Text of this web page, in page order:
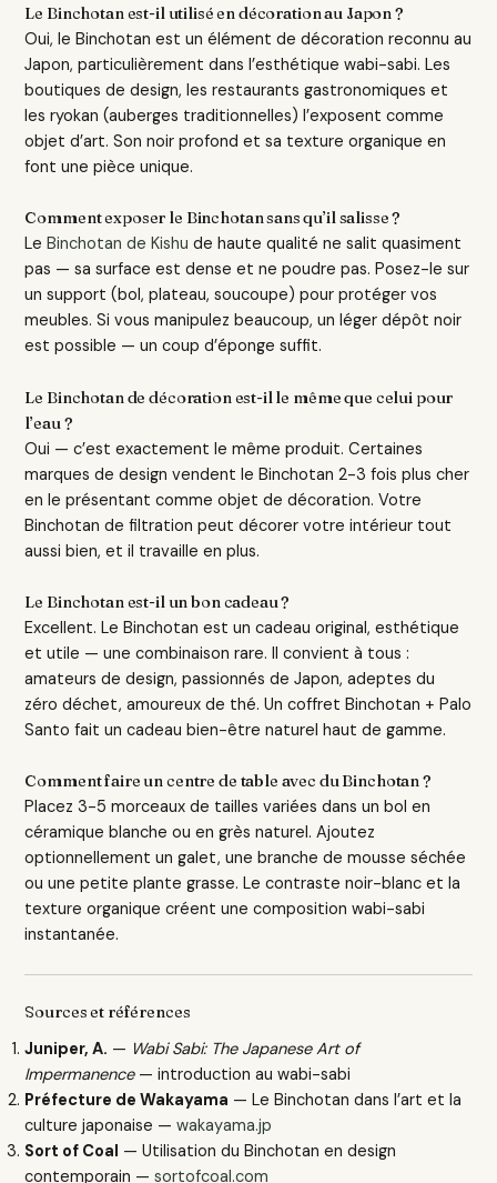
Le Binchotan est-il utilisé en décoration au Japon ?
Oui, le Binchotan est un élément de décoration reconnu au
Japon, particulièrement dans l’esthétique wabi-sabi. Les
boutiques de design, les restaurants gastronomiques et
les ryokan (auberges traditionnelles) l’exposent comme
objet d’art. Son noir profond et sa texture organique en
font une pièce unique.
Comment exposer le Binchotan sans qu’il salisse ?
LeBinchotan de Kishu de haute qualité ne salit quasiment
pas — sa surface est dense et ne poudre pas. Posez-le sur
un support (bol, plateau, soucoupe) pour protéger vos
meubles. Si vous manipulez beaucoup, un léger dépôt noir
est possible — un coup d’éponge suffit.
Le Binchotan de décoration est-il le même que celui pour
l’eau ?
Oui — c’est exactement le même produit. Certaines
marques de design vendent le Binchotan 2-3 fois plus cher
en le présentant comme objet de décoration. Votre
Binchotan de filtration peut décorer votre intérieur tout
aussi bien, et il travaille en plus.
Le Binchotan est-il un bon cadeau ?
Excellent. Le Binchotan est un cadeau original, esthétique
et utile — une combinaison rare. Il convient à tous :
amateurs de design, passionnés de Japon, adeptes du
zéro déchet, amoureux de thé. Un coffret Binchotan + Palo
Santo fait un cadeau bien-être naturel haut de gamme.
Comment faire un centre de table avec du Binchotan ?
Placez 3-5 morceaux de tailles variées dans un bol en
céramique blanche ou en grès naturel. Ajoutez
optionnellement un galet, une branche de mousse séchée
ou une petite plante grasse. Le contraste noir-blanc et la
texture organique créent une composition wabi-sabi
instantanée.
Sources et références
Juniper, A. — Wabi Sabi: The Japanese Art of
Impermanence— introduction au wabi-sabi
Préfecture de Wakayama — Le Binchotan dans l’art et la
culture japonaise —wakayama.jp
Sort of Coal — Utilisation du Binchotan en design
contemporain —sortofcoal.com